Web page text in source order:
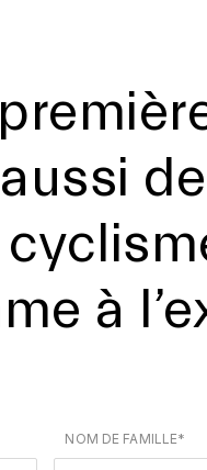
à
NOM DE FAMILLE*